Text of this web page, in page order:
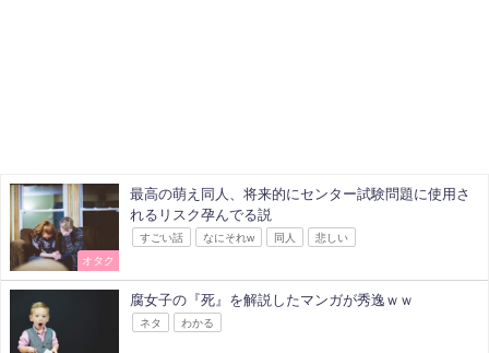
オタク
最高の萌え同人、将来的にセンター試験問題に使用さ
れるリスク孕んでる説
すごい話 なにそれw 同人 悲しい
腐女子の『死』を解説したマンガが秀逸ｗｗ
ネタ わかる